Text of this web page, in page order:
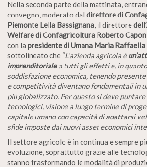
Nella seconda parte della mattinata,
convegno, moderato dal direttore di
Piemonte Lella Bassignana , il direttore
Welfare di Confagricoltura Roberto
con la presidente di Umana Maria
sottolineato che “L’azienda agricola è
imprenditorialea tutti gli effetti e, in
soddisfazione economica, tenendo
e competitività diventano fondamentali in
più globalizzato. Per questo si deve
tecnologici, visione a lungo termine di
capitale umano con capacità di adattarsi
sfide imposte dai nuovi asset economici
Il settore agricolo è in continua e sempre
evoluzione, soprattutto grazie alle
stanno trasformando le modalità di